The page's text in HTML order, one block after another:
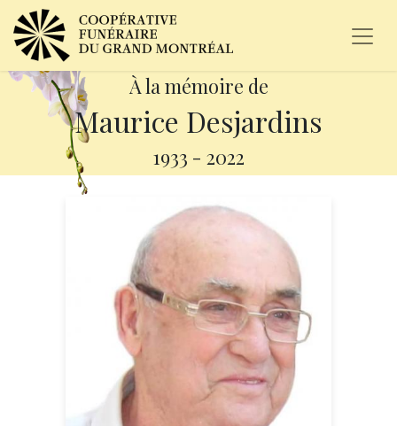
À la mémoire de
Maurice Desjardins
1933 - 2022